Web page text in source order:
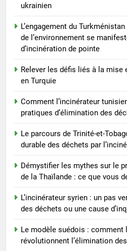
6
déchets :
l’Uruguay
AIO
7
Royaume-Uni ?
AIO
du
ukrainien
AIO
ukrainien
L’engagement du
de l’environnement se
d’incinération de pointe
Relever les défis liés à la mise
en Turquie
Comment l’incinérateur
pratiques d’élimination des
Le parcours de Trinité-et-
durable des déchets par
Démystifier les mythes sur le
de la Thaïlande : ce que vous
L’incinérateur syrien : un pas
des déchets ou une cause
Le modèle suédois : comment
révolutionnent l’élimination